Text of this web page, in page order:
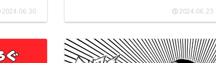
2024.06.30 2024.06.23